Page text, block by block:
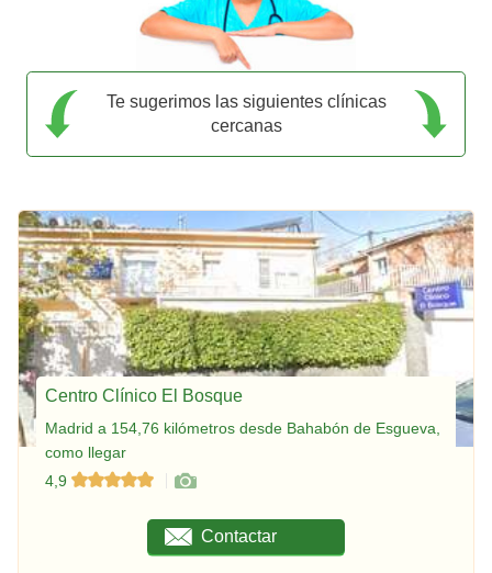
Te sugerimos las siguientes clínicas
cercanas
Centro Clínico El Bosque
Madrid a 154,76 kilómetros desde Bahabón de Esgueva,
como llegar
4,9
Contactar